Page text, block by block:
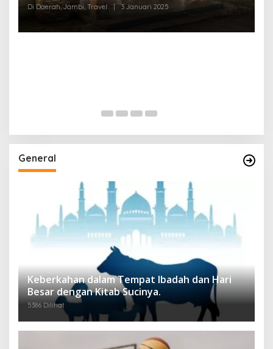
Di Daerah, Jambi, Travel | 3 Januari 2025
General
Keberkahan dalam Tempat Ibadah dan Hari
Besar dengan Kitab Sucinya.
5386 Dilihat